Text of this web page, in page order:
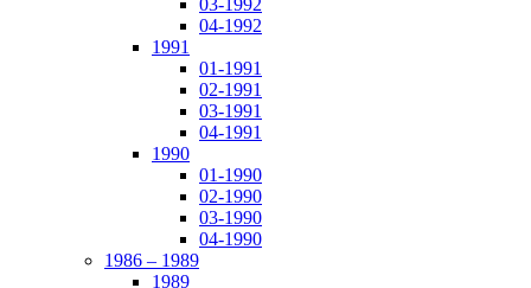
03-1992
04-1992
1991
01-1991
02-1991
03-1991
04-1991
1990
01-1990
02-1990
03-1990
04-1990
1986 – 1989
1989